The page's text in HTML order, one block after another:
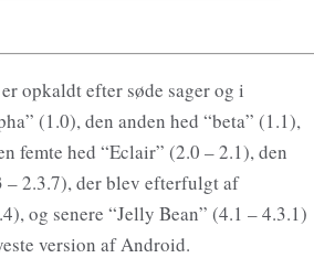
opkaldt efter søde sager og i
(1.0), den anden hed “beta” (1.1),
femte hed “Eclair” (2.0 – 2.1), den
– 2.3.7), der blev efterfulgt af
og senere “Jelly Bean” (4.1 – 4.3.1)
version af Android.